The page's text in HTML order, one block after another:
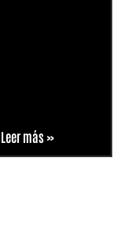
Leer más »